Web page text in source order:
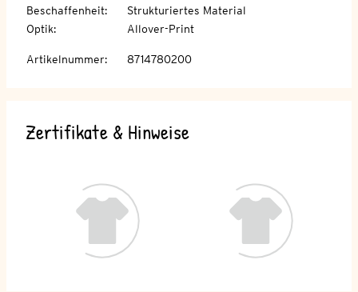
Beschaffenheit:
Strukturiertes Material
Optik: Allover-Print
Artikelnummer: 8714780200
Zertifikate & Hinweise